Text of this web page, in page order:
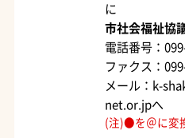
に
市社会福祉協
電話番号：
ファクス：
メール：k-
net.or.jpへ
(注)●を＠に変